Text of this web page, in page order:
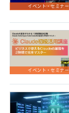
イベント・セミナー
イベント・セミナー